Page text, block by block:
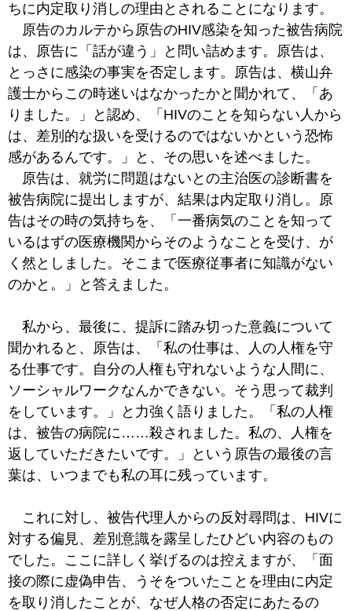
ちに内定取り消しの理由とされることになります。
原告のカルテから原告のHIV感染を知った被告病院
は、原告に「話が違う」と問い詰めます。原告は、
とっさに感染の事実を否定します。原告は、横山弁
護士からこの時迷いはなかったかと聞かれて、「あ
りました。」と認め、「HIVのことを知らない人から
は、差別的な扱いを受けるのではないかという恐怖
感があるんです。」と、その思いを述べました。
原告は、就労に問題はないとの主治医の診断書を
被告病院に提出しますが、結果は内定取り消し。原
告はその時の気持ちを、「一番病気のことを知って
いるはずの医療機関からそのようなことを受け、が
く然としました。そこまで医療従事者に知識がない
のかと。」と答えました。
私から、最後に、提訴に踏み切った意義について
聞かれると、原告は、「私の仕事は、人の人権を守
る仕事です。自分の人権も守れないような人間に、
ソーシャルワークなんかできない。そう思って裁判
をしています。」と力強く語りました。「私の人権
は、被告の病院に……殺されました。私の、人権を
返していただきたいです。」という原告の最後の言
葉は、いつまでも私の耳に残っています。
これに対し、被告代理人からの反対尋問は、HIVに
対する偏見、差別意識を露呈したひどい内容のもの
でした。ここに詳しく挙げるのは控えますが、「面
接の際に虚偽申告、うそをついたことを理由に内定
を取り消したことが、なぜ人格の否定にあたるの